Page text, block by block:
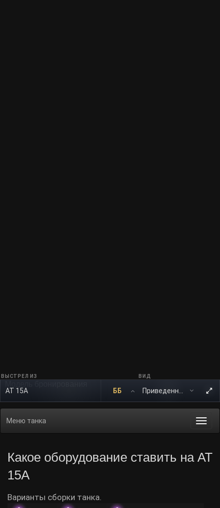
ВЫСТРЕЛ ИЗ
AT 15A ББ
ВИД
Меню танка
Какое оборудование ставить на AT
15A
Варианты сборки танка.